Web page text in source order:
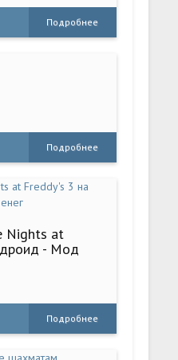
Подробнее
Подробнее
Nights at
- Мод
Подробнее